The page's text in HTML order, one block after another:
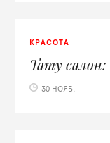
КРАСОТА
Тату салон
30 НОЯБ.